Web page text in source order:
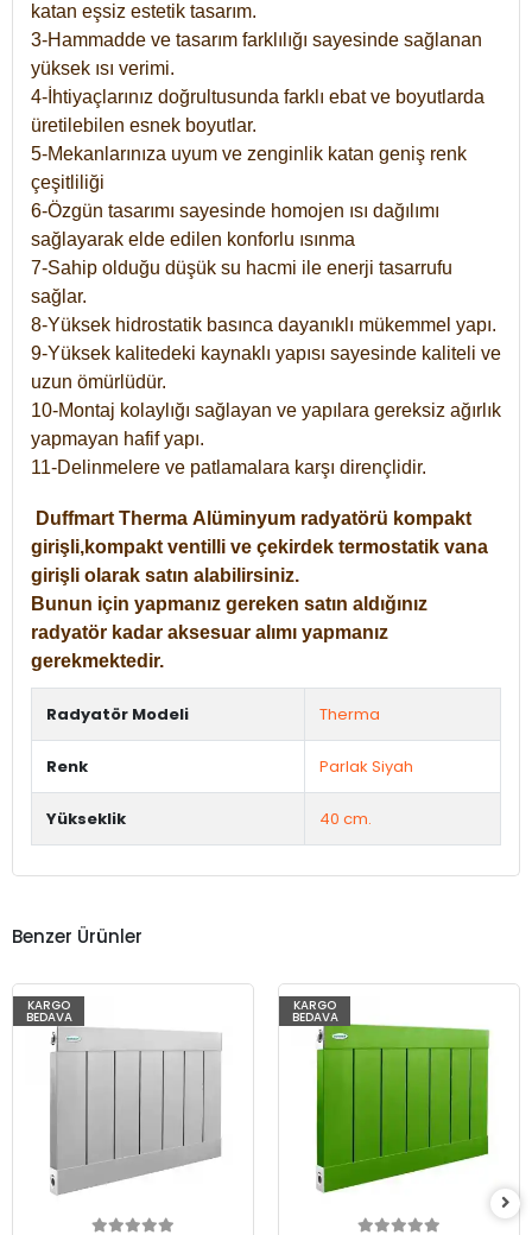
katan eşsiz estetik tasarım.
3-Hammadde ve tasarım farklılığı sayesinde sağlanan
yüksek ısı verimi.
4-İhtiyaçlarınız doğrultusunda farklı ebat ve boyutlarda
üretilebilen esnek boyutlar.
5-Mekanlarınıza uyum ve zenginlik katan geniş renk
çeşitliliği
6-Özgün tasarımı sayesinde homojen ısı dağılımı
sağlayarak elde edilen konforlu ısınma
7-Sahip olduğu düşük su hacmi ile enerji tasarrufu
sağlar.
8-Yüksek hidrostatik basınca dayanıklı mükemmel yapı.
9-Yüksek kalitedeki kaynaklı yapısı sayesinde kaliteli ve
uzun ömürlüdür.
10-Montaj kolaylığı sağlayan ve yapılara gereksiz ağırlık
yapmayan hafif yapı.
11-Delinmelere ve patlamalara karşı dirençlidir.
Duffmart Therma Alüminyum radyatörü kompakt
girişli,kompakt ventilli ve çekirdek termostatik vana
girişli olarak satın alabilirsiniz.
Bunun için yapmanız gereken satın aldığınız
radyatör kadar aksesuar alımı yapmanız
gerekmektedir.
Radyatör Modeli Therma
Renk Parlak Siyah
Yükseklik 40 cm.
Benzer Ürünler
KARGO
BEDAVA
KARGO
BEDAVA